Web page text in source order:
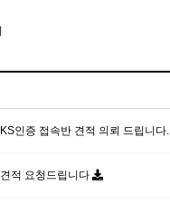
KS인증 접속반 견적 의뢰 드립니다.
견적 요청드립니다